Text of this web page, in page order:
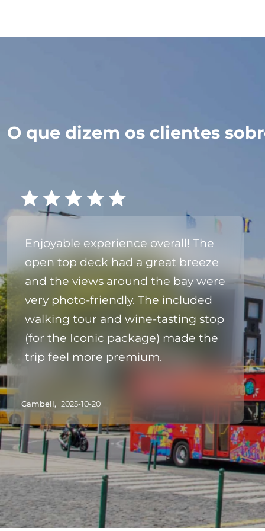
O que dizem os clientes
Enjoyable experience overall! The
open top deck had a great breeze
and the views around the bay were
very photo‑friendly. The included
walking tour and wine‑tasting stop
(for the Iconic package) made the
trip feel more premium.
Cambell, 2025-10-20